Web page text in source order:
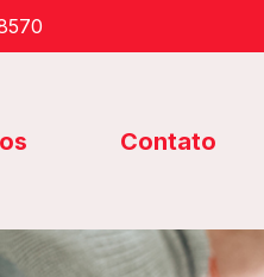
Contato